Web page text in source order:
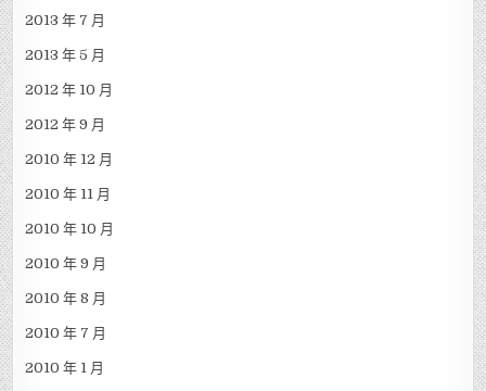
2013 年 7 月
2013 年 5 月
2012 年 10 月
2012 年 9 月
2010 年 12 月
2010 年 11 月
2010 年 10 月
2010 年 9 月
2010 年 8 月
2010 年 7 月
2010 年 1 月